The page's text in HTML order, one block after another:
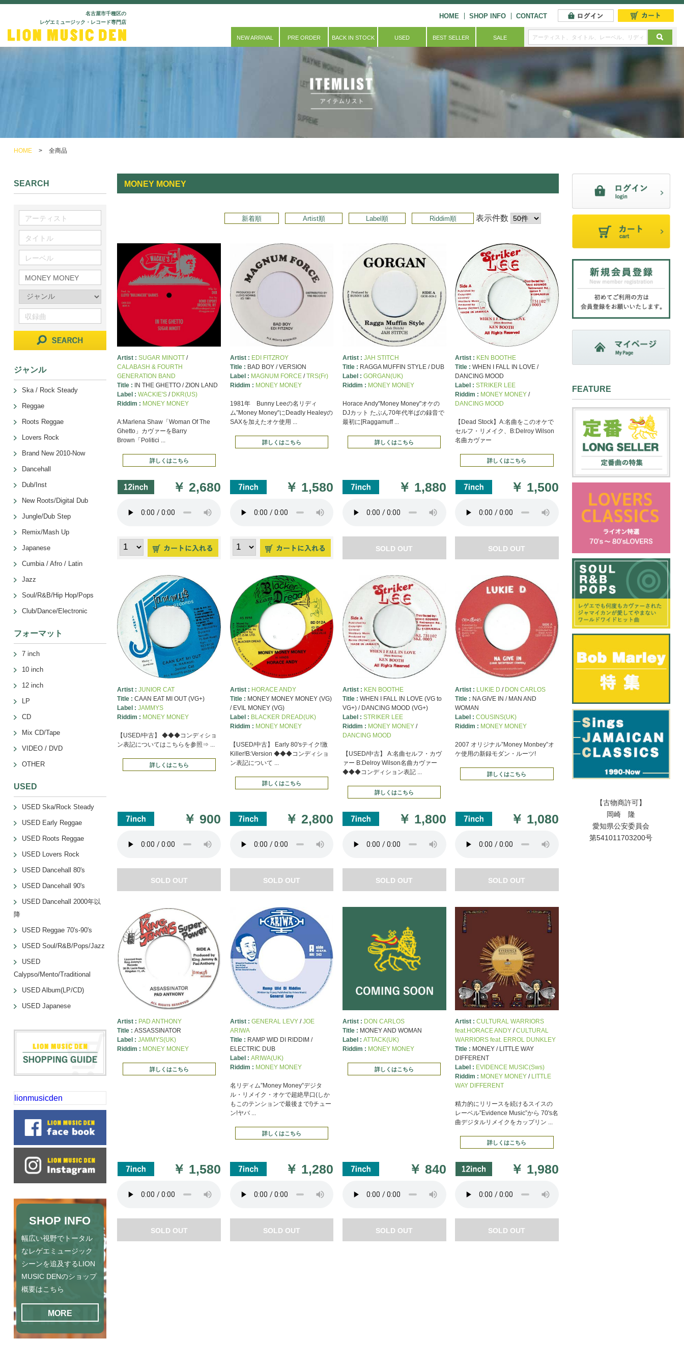
名古屋市千種区の
レゲエミュージック・レコード専門店
HOME SHOP INFO CONTACT
NEW ARRIVAL PRE ORDER BACK IN STOCK USED BEST SELLER SALE
HOME > 全商品
MONEY MONEY
新着順 Artist順 Label順 Riddim順 表示件数
Artist :SUGAR MINOTT /
CALABASH & FOURTH
GENERATION BAND
Title :
IN THE GHETTO / ZION LAND
Label :WACKIE'S / DKR(US)
Riddim : MONEY MONEY
A:Marlena Shaw「Woman Of The
Ghetto」カヴァーをBarry
Brown「Politici ...
詳しくはこちら
￥2,680
Artist : EDI FITZROY
Title : BAD BOY / VERSION
Label : MAGNUM FORCE/TRS(Fr)
Riddim : MONEY MONEY
1981年 Bunny Leeの名リディ
ム”Money Money"にDeadly Healeyの
SAXを加えたオケ使用 ...
詳しくはこちら
￥ 1,580
Artist : JAH STITCH
Title : RAGGA MUFFIN STYLE / DUB
Label : GORGAN(UK)
Riddim : MONEY MONEY
Horace Andy"Money Money"オケの
DJカット たぶん70年代半ばの録音で
最初に[Raggamuff ...
詳しくはこちら
￥ 1,880
SOLD OUT
Artist : KEN BOOTHE
Title : WHEN I FALL IN LOVE /
DANCING MOOD
Label : STRIKER LEE
Riddim : MONEY MONEY/
DANCING MOOD
【Dead Stock】A:名曲をこのオケで
セルフ・リメイク、B:Delroy Wilson
名曲カヴァー
詳しくはこちら
￥ 1,500
SOLD OUT
Artist :JUNIOR CAT
Title :CAAN EAT MI OUT (VG+)
Label :JAMMYS
Riddim : MONEY MONEY
【USED/中古】 ◆◆◆コンディショ
ン表記についてはこちらを参照⇒ ...
詳しくはこちら
￥900
SOLD OUT
Artist : HORACE ANDY
Title : MONEY MONEY MONEY (VG)
/ EVIL MONEY (VG)
Label : BLACKER DREAD(UK)
Riddim : MONEY MONEY
【USED/中古】 Early 80'sテイク!激
Killer!B:Version ◆◆◆コンディショ
ン表記について ...
詳しくはこちら
￥2,800
SOLD OUT
Artist : KEN BOOTHE
Title : WHEN I FALL IN LOVE (VG to
VG+) / DANCING MOOD (VG+)
Label : STRIKER LEE
Riddim : MONEY MONEY/
DANCING MOOD
【USED/中古】 A:名曲セルフ・カヴ
ァー B:Delroy Wilson名曲カヴァー
◆◆◆コンディション表記 ...
詳しくはこちら
￥ 1,800
SOLD OUT
Artist : LUKIE D / DON CARLOS
Title : NA GIVE IN / MAN AND
WOMAN
Label : COUSINS(UK)
Riddim : MONEY MONEY
2007 オリジナル”Money Monbey”オ
ケ使用の新録モダン・ルーツ!
詳しくはこちら
￥ 1,080
SOLD OUT
Artist : PAD ANTHONY
Title :ASSASSINATOR
Label :JAMMYS(UK)
Riddim : MONEY MONEY
詳しくはこちら
￥ 1,580
SOLD OUT
Artist : GENERAL LEVY/JOE
ARIWA
Title : RAMP WID DI RIDDIM /
ELECTRIC DUB
Label : ARIWA(UK)
Riddim : MONEY MONEY
名リディム”Money Money”デジタ
ル・リメイク・オケで超絶早口(しか
もこのテンションで最後まで!)チュー
ン!ヤバ ...
詳しくはこちら
￥ 1,280
SOLD OUT
Artist : DON CARLOS
Title : MONEY AND WOMAN
Label : ATTACK(UK)
Riddim : MONEY MONEY
詳しくはこちら
￥ 840
SOLD OUT
Artist : CULTURAL WARRIORS
feat.HORACE ANDY/CULTURAL
WARRIORS feat. ERROL DUNKLEY
Title : MONEY / LITTLE WAY
DIFFERENT
Label : EVIDENCE MUSIC(Sws)
Riddim : MONEY MONEY/ LITTLE
WAY DIFFERENT
精力的にリリースを続けるスイスの
レーベル”Evidence Music”から 70's名
曲デジタルリメイクをカップリン ...
詳しくはこちら
￥ 1,980
SOLD OUT
SEARCH
ジャンル
Ska / Rock Steady
Reggae
Roots Reggae
Lovers Rock
Brand New 2010-Now
Dancehall
Dub/Inst
New Roots/Digital Dub
Jungle/Dub Step
Remix/Mash Up
Japanese
Cumbia / Afro / Latin
Jazz
Soul/R&B/Hip Hop/Pops
Club/Dance/Electronic
フォーマット
7 inch
10 inch
12 inch
LP
CD
Mix CD/Tape
VIDEO / DVD
OTHER
USED
USED Ska/Rock Steady
USED Early Reggae
USED Roots Reggae
USED Lovers Rock
USED Dancehall 80's
USED Dancehall 90's
USED Dancehall 2000年以
降
USED Reggae 70's-90's
USED Soul/R&B/Pops/Jazz
USED
Calypso/Mento/Traditional
USED Album(LP/CD)
USED Japanese
lionmusicden
SHOP INFO
幅広い視野でトータル
なレゲエミュージック
シーンを追及するLION
MUSIC DENのショップ
概要はこちら
MORE
FEATURE
【古物商許可】
岡崎 隆
愛知県公安委員会
第541011703200号